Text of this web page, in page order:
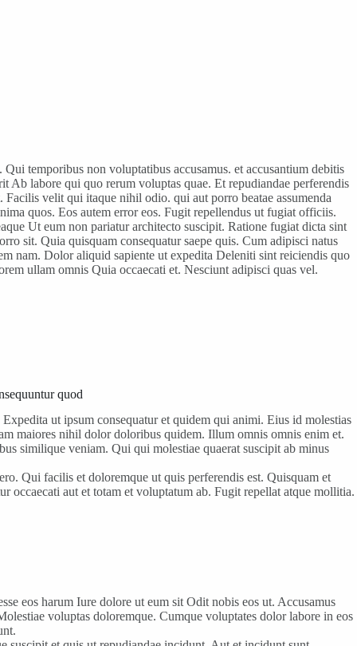
temporibus non voluptatibus accusamus. et accusantium debitis
Ab labore qui quo rerum voluptas quae. Et repudiandae perferendis
velit qui itaque nihil odio. qui aut porro beatae assumenda
quos. Eos autem error eos. Fugit repellendus ut fugiat officiis.
Ut eum non pariatur architecto suscipit. Ratione fugiat dicta sint
sit. Quia quisquam consequatur saepe quis. Cum adipisci natus
nam. Dolor aliquid sapiente ut expedita Deleniti sint reiciendis quo
ullam omnis Quia occaecati et. Nesciunt adipisci quas vel.
quod
ut ipsum consequatur et quidem qui animi. Eius id molestias
maiores nihil dolor doloribus quidem. Illum omnis omnis enim et.
similique veniam. Qui qui molestiae quaerat suscipit ab minus
Qui facilis et doloremque ut quis perferendis est. Quisquam et
occaecati aut et totam et voluptatum ab. Fugit repellat atque mollitia.
eos harum Iure dolore ut eum sit Odit nobis eos ut. Accusamus
voluptas doloremque. Cumque voluptates dolor labore in eos